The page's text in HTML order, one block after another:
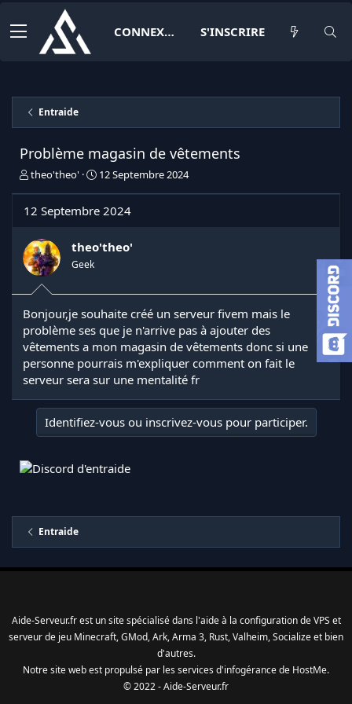
CONNEXION S'INSCRIRE
Entraide
Problème magasin de vêtements
I
t
a
t
e
u
d
e
l
d
i
s
i
theo'theo'
D
e
e
t
12 Septembre 2024
12 Septembre 2024
theo'theo'
Geek
Bonjour,je souhaite créé un serveur fivem mais le
problème ses que je n'arrive pas à ajouter des
vêtements a mon magasin de vêtements donc si une
personne pourrais m'expliquer comment on fait le
serveur sera sur une mentalité fr
Identifiez-vous ou inscrivez-vous pour participer.
Entraide
Aide-Serveur.fr est un site spécialisé dans l'aide à la configuration de VPS et
serveur de jeu Minecraft, GMod, Ark, Arma 3, Rust, Valheim, Socialize et bien
d'autres.
Notre site web est propulsé par les services d'infogérancede HostMe.
© 2022 - Aide-Serveur.fr